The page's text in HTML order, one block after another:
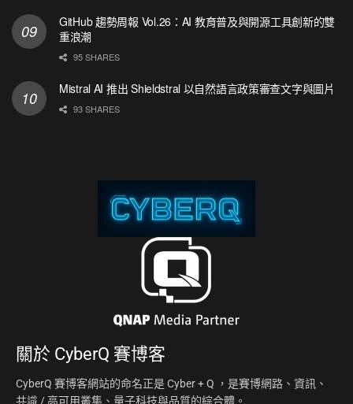
GitHub 趨勢周報 Vol.26：AI 教育普及與開源工具創新的雙
重浪潮
95 SHARES
Mistral AI 推出 Shieldstral 以自然語言政策審查文字與圖片
93 SHARES
關於 CyberQ 賽博客
CyberQ 賽博客網站的命名正是 Cyber + Q ，是賽博網路、資訊、
共識 / 高可用叢集、量子科技與品質的綜合體。